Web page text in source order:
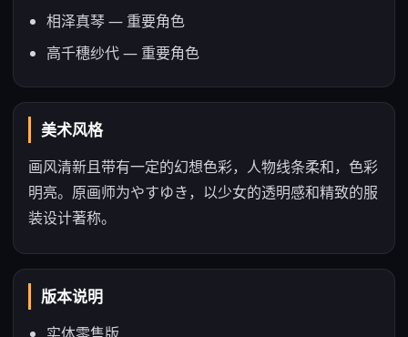
相泽真琴 — 重要角色
高千穗纱代 — 重要角色
美术风格
画风清新且带有一定的幻想色彩，人物线条柔和，色彩
明亮。原画师为やすゆき，以少女的透明感和精致的服
装设计著称。
版本说明